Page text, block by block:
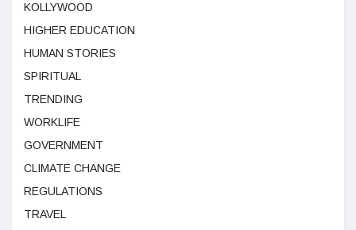
KOLLYWOOD
HIGHER EDUCATION
HUMAN STORIES
SPIRITUAL
TRENDING
WORKLIFE
GOVERNMENT
CLIMATE CHANGE
REGULATIONS
TRAVEL